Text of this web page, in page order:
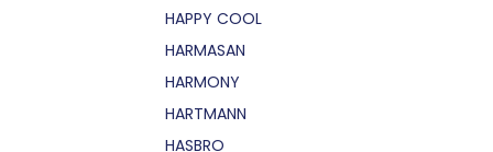
HAPPY COOL
HARMASAN
HARMONY
HARTMANN
HASBRO